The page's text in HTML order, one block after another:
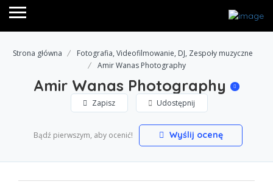
Strona główna
Fotografia, Videofilmowanie, DJ, Zespoły muzyczne
Amir Wanas Photography
Amir Wanas Photography
Zapisz Udostępnij
Bądź pierwszym, aby ocenić! Wyślij ocenę